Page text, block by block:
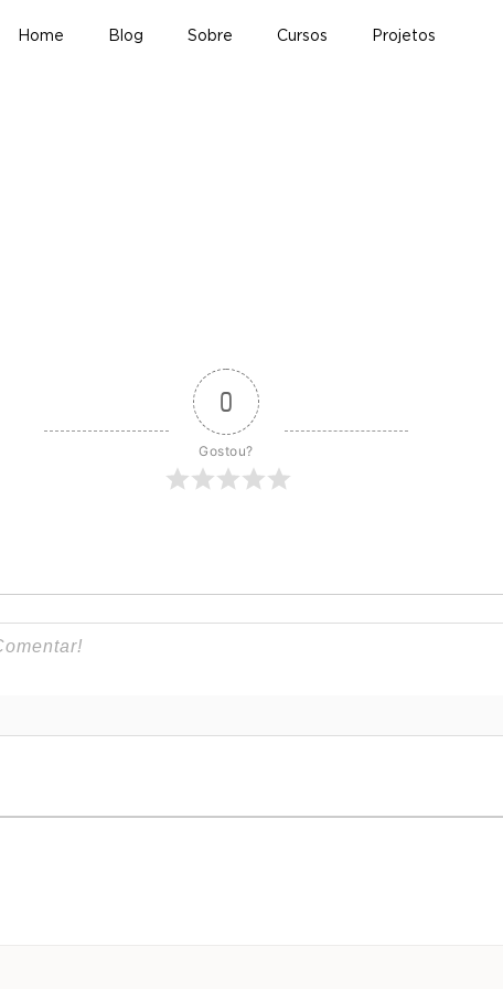
Home Blog Sobre Cursos
Projetos
0
Gostou?